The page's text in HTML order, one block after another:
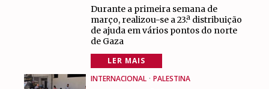
Durante a primeira semana de
março, realizou-se a 23.ª distribuição
de ajuda em vários pontos do norte
de Gaza
LER MAIS
INTERNACIONAL · PALESTINA